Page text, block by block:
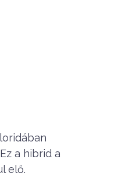
a hibrid a
elő.